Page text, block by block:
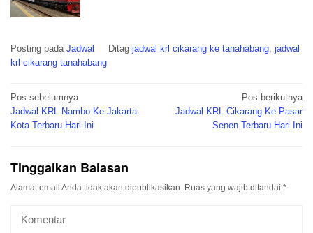
Posting pada Jadwal Ditag jadwal krl cikarang ke tanahabang jadwal
krl cikarang tanahabang
Navigasi
pos
Pos sebelumnya
Jadwal KRL Nambo Ke Jakarta
Kota Terbaru Hari Ini
Pos berikutnya
Jadwal KRL Cikarang Ke Pasar
Senen Terbaru Hari Ini
Tinggalkan Balasan
Alamat email Anda tidak akan dipublikasikan. Ruas yang wajib ditandai *